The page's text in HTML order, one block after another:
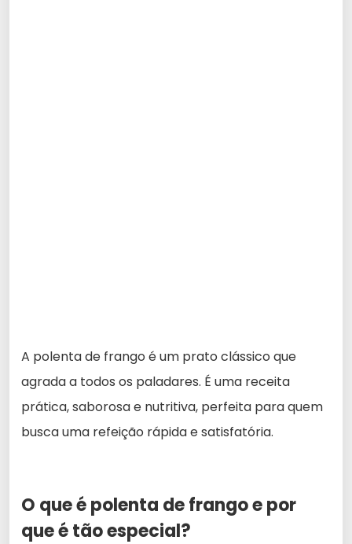
A polenta de frango é um prato clássico que
agrada a todos os paladares. É uma receita
prática, saborosa e nutritiva, perfeita para quem
busca uma refeição rápida e satisfatória.
O que é polenta de frango e por
que é tão especial?